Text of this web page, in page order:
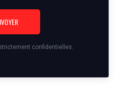
confidentielles.